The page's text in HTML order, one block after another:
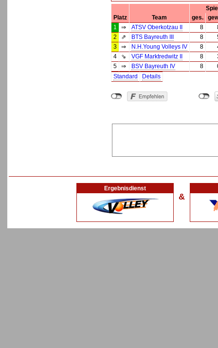
Platz
Team ges.
1
⇒ ATSV Oberkotzau II 8
2
⇗ BTS Bayreuth III 8
3
⇒ N.H.Young Volleys IV 8
4
⇘ VGF Marktredwitz II 8
5
⇒ BSV Bayreuth IV 8
Standard
Details
Ergebnisdienst
&